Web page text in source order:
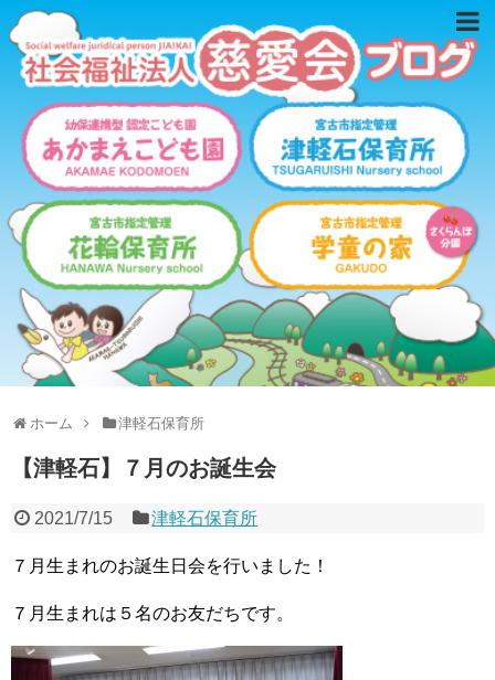
ホーム 津軽石保育所
【津軽石】７月のお誕生会
2021/7/15 津軽石保育所
７月生まれのお誕生日会を行いました！
７月生まれは５名のお友だちです。